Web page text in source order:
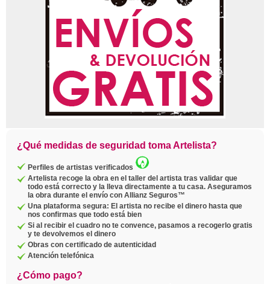
¿Qué medidas de seguridad toma Artelista?
Perfiles de artistas verificados
Artelista recoge la obra en el taller del artista tras validar que
todo está correcto y la lleva directamente a tu casa. Aseguramos
la obra durante el envío con Allianz Seguros™
Una plataforma segura: El artista no recibe el dinero hasta que
nos confirmas que todo está bien
Si al recibir el cuadro no te convence, pasamos a recogerlo gratis
y te devolvemos el dinero
Obras con certificado de autenticidad
Atención telefónica
¿Cómo pago?